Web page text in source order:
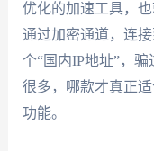
优化的加速工具，
通过加密通道，连
个“国内IP地址”，
很多，哪款才真正
功能。